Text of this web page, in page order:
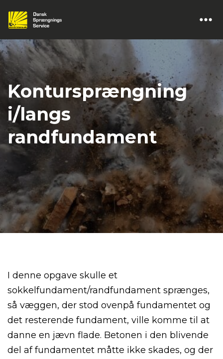
Kontursprængning
i/langs
randfundament
I denne opgave skulle et
sokkelfundament/randfundament sprænges,
så væggen, der stod ovenpå fundamentet og
det resterende fundament, ville komme til at
danne en jævn flade. Betonen i den blivende
del af fundamentet måtte ikke skades, og der